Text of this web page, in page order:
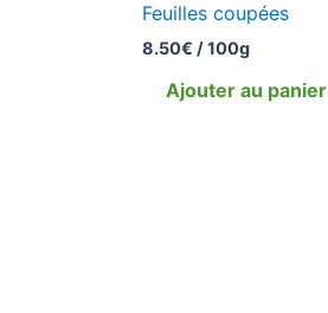
Feuilles coupées
8.50€ / 100g
Ajouter au panier